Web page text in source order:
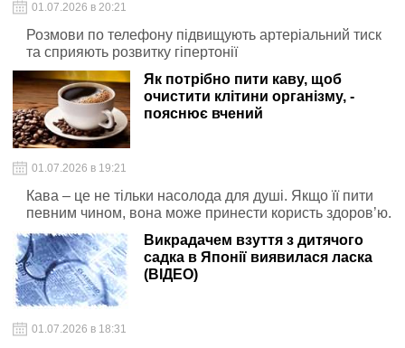
01.07.2026 в 20:21
Розмови по телефону підвищують артеріальний тиск
та сприяють розвитку гіпертонії
Як потрібно пити каву, щоб
очистити клітини організму, -
пояснює вчений
01.07.2026 в 19:21
Кава – це не тільки насолода для душі. Якщо її пити
певним чином, вона може принести користь здоров’ю.
Викрадачем взуття з дитячого
садка в Японії виявилася ласка
(ВІДЕО)
01.07.2026 в 18:31